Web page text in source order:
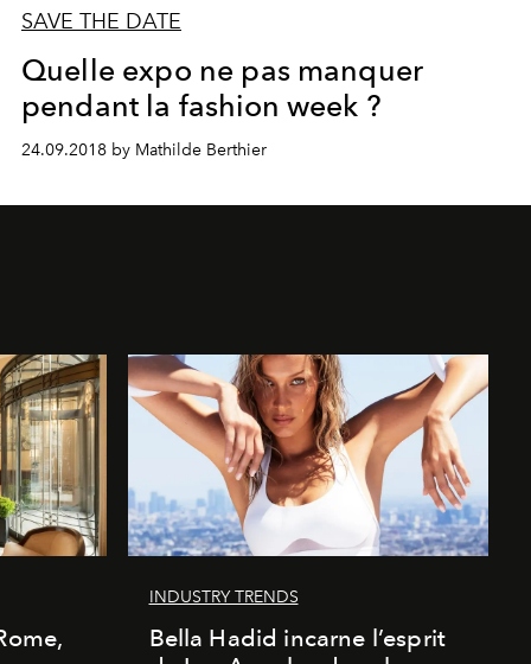
SAVE THE DATE
Quelle expo ne pas manquer
pendant la fashion week ?
24.09.2018 by Mathilde Berthier
INDUSTRY TRENDS
Bella Hadid incarne l’esprit